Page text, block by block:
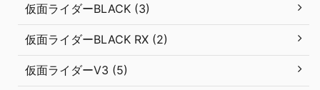
仮面ライダーBLACK (3)
仮面ライダーBLACK RX (2)
仮面ライダーV3 (5)